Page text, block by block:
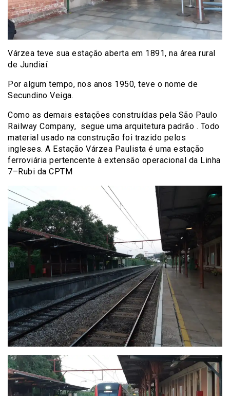
Várzea teve sua estação aberta em 1891, na área rural
de Jundiaí.
Por algum tempo, nos anos 1950, teve o nome de
Secundino Veiga.
Como as demais estações construídas pela São Paulo
Railway Company, segue uma arquitetura padrão . Todo
material usado na construção foi trazido pelos
ingleses. A Estação Várzea Paulista é uma estação
ferroviária pertencente à extensão operacional da Linha
7–Rubi da CPTM